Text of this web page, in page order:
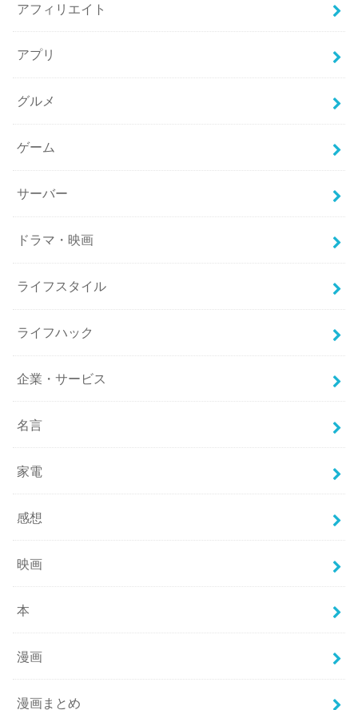
アフィリエイト
アプリ
グルメ
ゲーム
サーバー
ドラマ・映画
ライフスタイル
ライフハック
企業・サービス
名言
家電
感想
映画
本
漫画
漫画まとめ